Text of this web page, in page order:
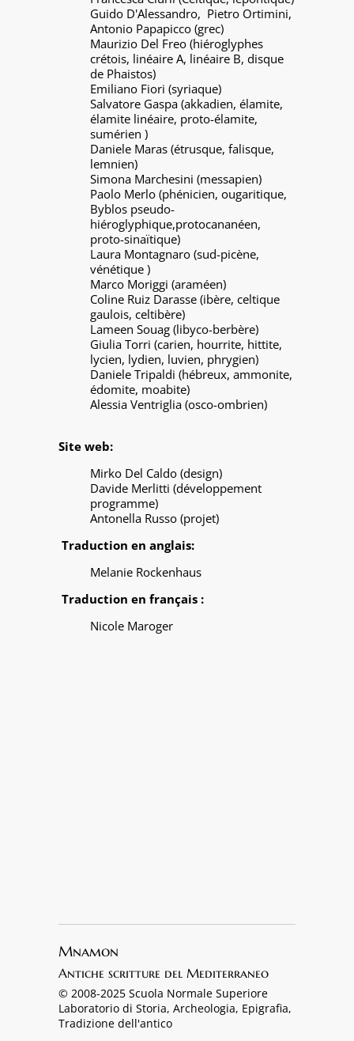
Guido D'Alessandro, Pietro Ortimini,
Antonio Papapicco (grec)
Maurizio Del Freo (hiéroglyphes
crétois, linéaire A, linéaire B, disque
de Phaistos)
Emiliano Fiori (syriaque)
Salvatore Gaspa (akkadien, élamite,
élamite linéaire, proto-élamite,
sumérien )
Daniele Maras (étrusque, falisque,
lemnien)
Simona Marchesini (messapien)
Paolo Merlo (phénicien, ougaritique,
Byblos pseudo-
hiéroglyphique,protocananéen,
proto-sinaïtique)
Laura Montagnaro (sud-picène,
vénétique )
Marco Moriggi (araméen)
Coline Ruiz Darasse (ibère, celtique
gaulois, celtibère)
Lameen Souag (libyco-berbère)
Giulia Torri (carien, hourrite, hittite,
lycien, lydien, luvien, phrygien)
Daniele Tripaldi (hébreux, ammonite,
édomite, moabite)
Alessia Ventriglia (osco-ombrien)
Site web:
Mirko Del Caldo (design)
Davide Merlitti (développement
programme)
Antonella Russo (projet)
Traduction en anglais:
Melanie Rockenhaus
Traduction en français :
Nicole Maroger
Mnamon
Antiche scritture del Mediterraneo
© 2008-2025 Scuola Normale Superiore
Laboratorio di Storia, Archeologia, Epigrafia,
Tradizione dell'antico